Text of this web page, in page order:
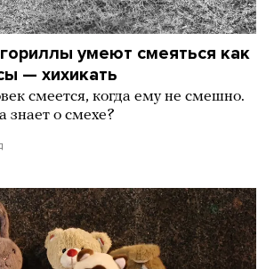
умеют смеяться как
— хихикать
смеется, когда ему не смешно.
знает о смехе?